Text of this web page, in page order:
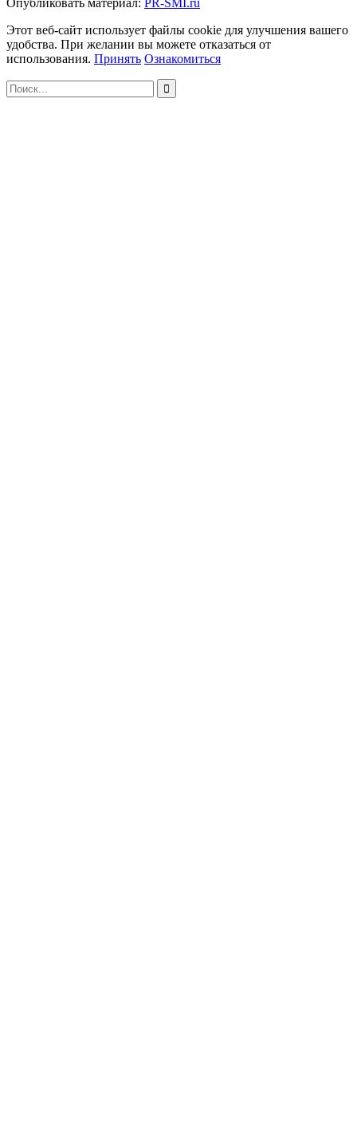
Опубликовать материал: PR-SMI.ru
Этот веб-сайт использует файлы cookie для улучшения вашего
удобства. При желании вы можете отказаться от
использования. Принять Ознакомиться